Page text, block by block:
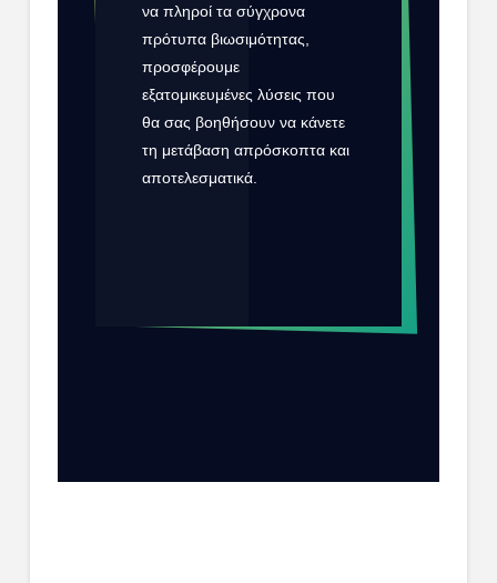
να πληροί τα σύγχρονα
πρότυπα βιωσιμότητας,
προσφέρουμε
εξατομικευμένες λύσεις που
θα σας βοηθήσουν να κάνετε
τη μετάβαση απρόσκοπτα και
αποτελεσματικά.